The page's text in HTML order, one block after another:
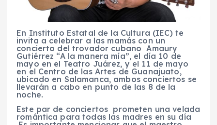
En Instituto Estatal de la Cultura (IEC) te
invita a celebrar a las mamás con un
concierto del trovador cubano Amaury
Gutiérrez “A la manera mía”, el día 10 de
mayo en el Teatro Juárez, y el 11 de mayo
en el Centro de las Artes de Guanajuato,
ubicado en Salamanca, ambos conciertos se
llevarán a cabo en punto de las 8 de la
noche.
Este par de conciertos prometen una velada
romántica para todas las madres en su día